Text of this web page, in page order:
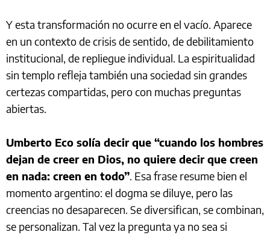
Y esta transformación no ocurre en el vacío. Aparece
en un contexto de crisis de sentido, de debilitamiento
institucional, de repliegue individual. La espiritualidad
sin templo refleja también una sociedad sin grandes
certezas compartidas, pero con muchas preguntas
abiertas.
Umberto Eco solía decir que “cuando los hombres
dejan de creer en Dios, no quiere decir que creen
en nada: creen en todo”. Esa frase resume bien el
momento argentino: el dogma se diluye, pero las
creencias no desaparecen. Se diversifican, se combinan,
se personalizan. Tal vez la pregunta ya no sea si